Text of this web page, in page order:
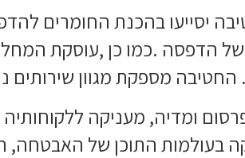
יסייעו בהכנת החומרים
הדפסה .כמו כן ,עוסקת
החטיבה מספקת מגוון
ומדיה, מעניקה
בעולמות התוכן של האבטחה,